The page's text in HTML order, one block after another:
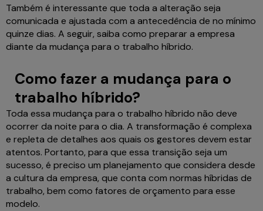
Também é interessante que toda a alteração seja
comunicada e ajustada com a antecedência de no mínimo
quinze dias. A seguir, saiba como preparar a empresa
diante da mudança para o trabalho híbrido.
Como fazer a mudança para o
trabalho híbrido?
Toda essa mudança para o trabalho híbrido não deve
ocorrer da noite para o dia. A transformação é complexa
e repleta de detalhes aos quais os gestores devem estar
atentos. Portanto, para que essa transição seja um
sucesso, é preciso um planejamento que considera desde
a cultura da empresa, que conta com normas híbridas de
trabalho, bem como fatores de orçamento para esse
modelo.